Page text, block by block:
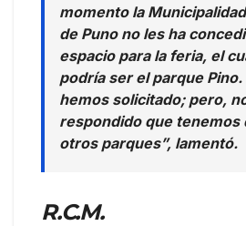
momento la
de Puno no les ha
espacio para la feria, el
podría ser el parque Pino.
hemos solicitado; pero,
respondido que tenemos
otros parques”, lamentó.
R.C.M.